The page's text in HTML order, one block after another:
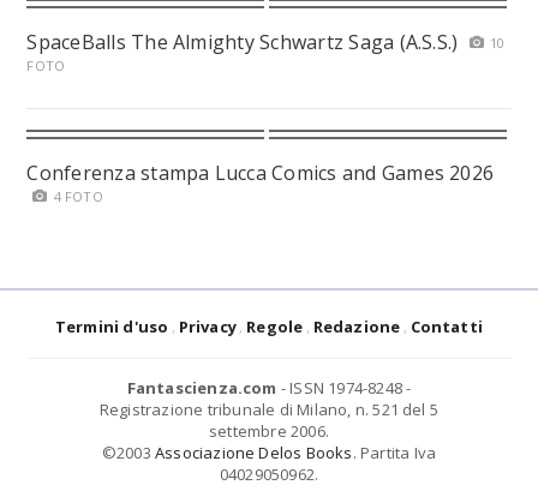
SpaceBalls The Almighty Schwartz Saga (A.S.S.)
10
FOTO
Conferenza stampa Lucca Comics and Games 2026
4 FOTO
Termini d'uso Privacy Regole Redazione Contatti
Fantascienza.com - ISSN 1974-8248 -
Registrazione tribunale di Milano, n. 521 del 5
settembre 2006.
©2003 Associazione Delos Books. Partita Iva
04029050962.